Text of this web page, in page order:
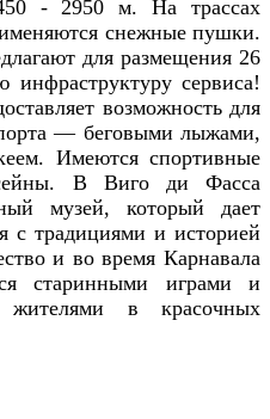
- 2950 м. На трассах
снежные пушки.
для размещения 26
сервиса!
возможность для
— беговыми лыжами,
Имеются спортивные
В Виго ди Фасса
музей, который дает
с традициями и историей
и во время Карнавала
старинными играми и
жителями в красочных